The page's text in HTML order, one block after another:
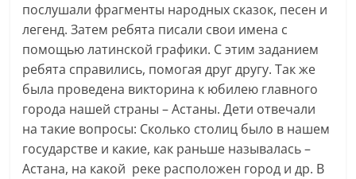
послушали фрагменты народных сказок, песен и
легенд. Затем ребята писали свои имена с
помощью латинской графики. С этим заданием
ребята справились, помогая друг другу. Так же
была проведена викторина к юбилею главного
города нашей страны – Астаны. Дети отвечали
на такие вопросы: Сколько столиц было в нашем
государстве и какие, как раньше называлась –
Астана, на какой реке расположен город и др. В